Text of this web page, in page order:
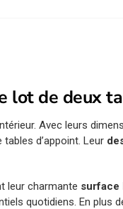
lot de deux
Avec leurs
d’appoint. Leur
leur charmante surface
quotidiens. En plus